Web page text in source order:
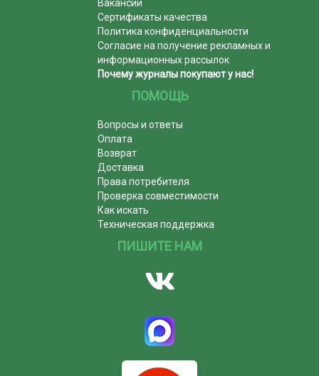
Вакансии
Сертификаты качества
Политика конфиденциальности
Согласие на получение рекламных и
информационных рассылок
Почему журналы покупают у нас!
ПОМОЩЬ
Вопросы и ответы
Оплата
Возврат
Доставка
Права потребителя
Проверка совместимости
Как искать
Техническая поддержка
ПИШИТЕ НАМ